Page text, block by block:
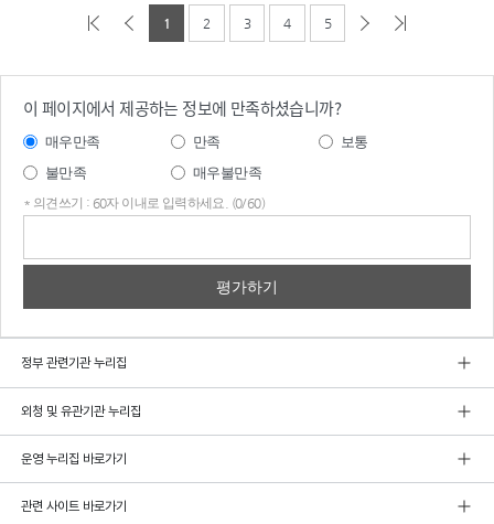
1 2 3 4 5
이 페이지에서 제공하는 정보에 만족하셨습니까?
매우만족 만족
보통
불만족
매우불만족
* 의견쓰기 : 60자 이내로 입력하세요. (0/60)
정부 관련기관 누리집
외청 및 유관기관 누리집
운영 누리집 바로가기
관련 사이트 바로가기